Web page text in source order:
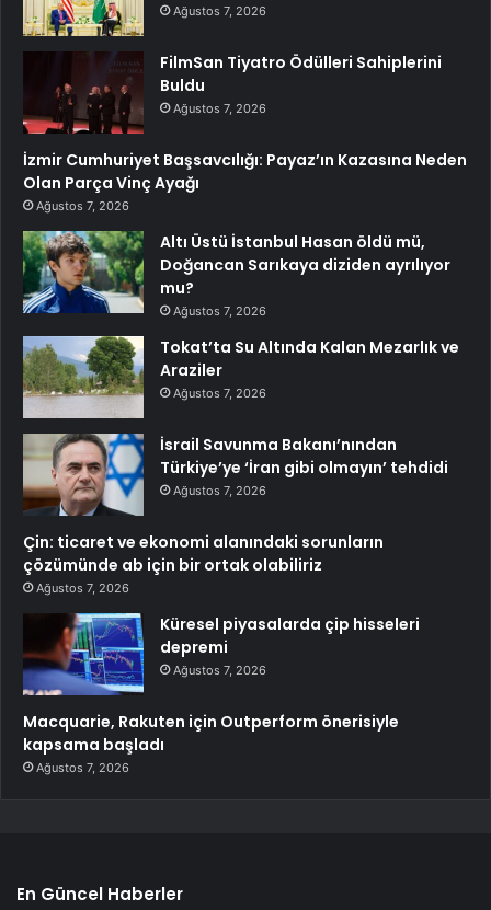
Ağustos 7, 2026
FilmSan Tiyatro Ödülleri Sahiplerini
Buldu
Ağustos 7, 2026
İzmir Cumhuriyet Başsavcılığı: Payaz’ın Kazasına Neden
Olan Parça Vinç Ayağı
Ağustos 7, 2026
Altı Üstü İstanbul Hasan öldü mü,
Doğancan Sarıkaya diziden ayrılıyor
mu?
Ağustos 7, 2026
Tokat’ta Su Altında Kalan Mezarlık ve
Araziler
Ağustos 7, 2026
İsrail Savunma Bakanı’nından
Türkiye’ye ‘İran gibi olmayın’ tehdidi
Ağustos 7, 2026
Çin: ticaret ve ekonomi alanındaki sorunların
çözümünde ab için bir ortak olabiliriz
Ağustos 7, 2026
Küresel piyasalarda çip hisseleri
depremi
Ağustos 7, 2026
Macquarie, Rakuten için Outperform önerisiyle
kapsama başladı
Ağustos 7, 2026
En Güncel Haberler